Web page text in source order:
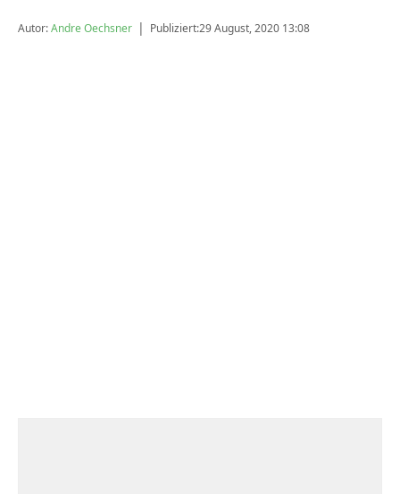
Autor:Andre Oechsner | Publiziert:29 August, 2020 13:08